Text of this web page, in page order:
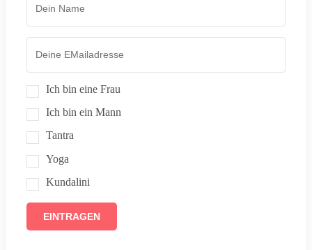
Ich bin eine Frau
Ich bin ein Mann
Tantra
Yoga
Kundalini
EINTRAGEN